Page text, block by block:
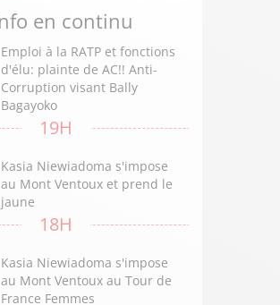
en continu
Emploi à la RATP et fonctions
d'élu: plainte de AC!! Anti-
Corruption visant Bally
Bagayoko
19H
Kasia Niewiadoma s'impose
au Mont Ventoux et prend le
jaune
18H
Kasia Niewiadoma s'impose
au Mont Ventoux au Tour de
France Femmes